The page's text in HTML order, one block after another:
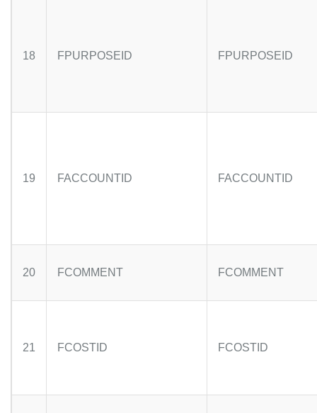
18 FPURPOSEID FPURPOSEID
19 FACCOUNTID FACCOUNTID
20 FCOMMENT FCOMMENT
21 FCOSTID FCOSTID